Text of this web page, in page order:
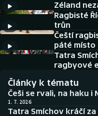
DALŠÍ SPORTY
Americký fotbal
Baseball a softbal
Basketbal
Biatlon
NEPŘEHLÉDNĚTE
Soutěže
Historické návraty
Aplikace ČT sport
Zéland
Ragbisté
trůn
Čeští
páté místo
Tatra
ragbyové
Články k tématu
Češi se rvali, na haku i
1. 7. 2026
Tatra Smíchov kráčí